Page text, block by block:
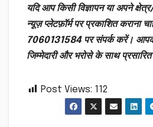
यदि आप किसी विज्ञापन या अपने
न्यूज़ प्लेटफ़ॉर्म पर प्रकाशित कराना
7060131584 पर संपर्क करें।
जिम्मेदारी और भरोसे के साथ प्रसारित
Post Views: 112